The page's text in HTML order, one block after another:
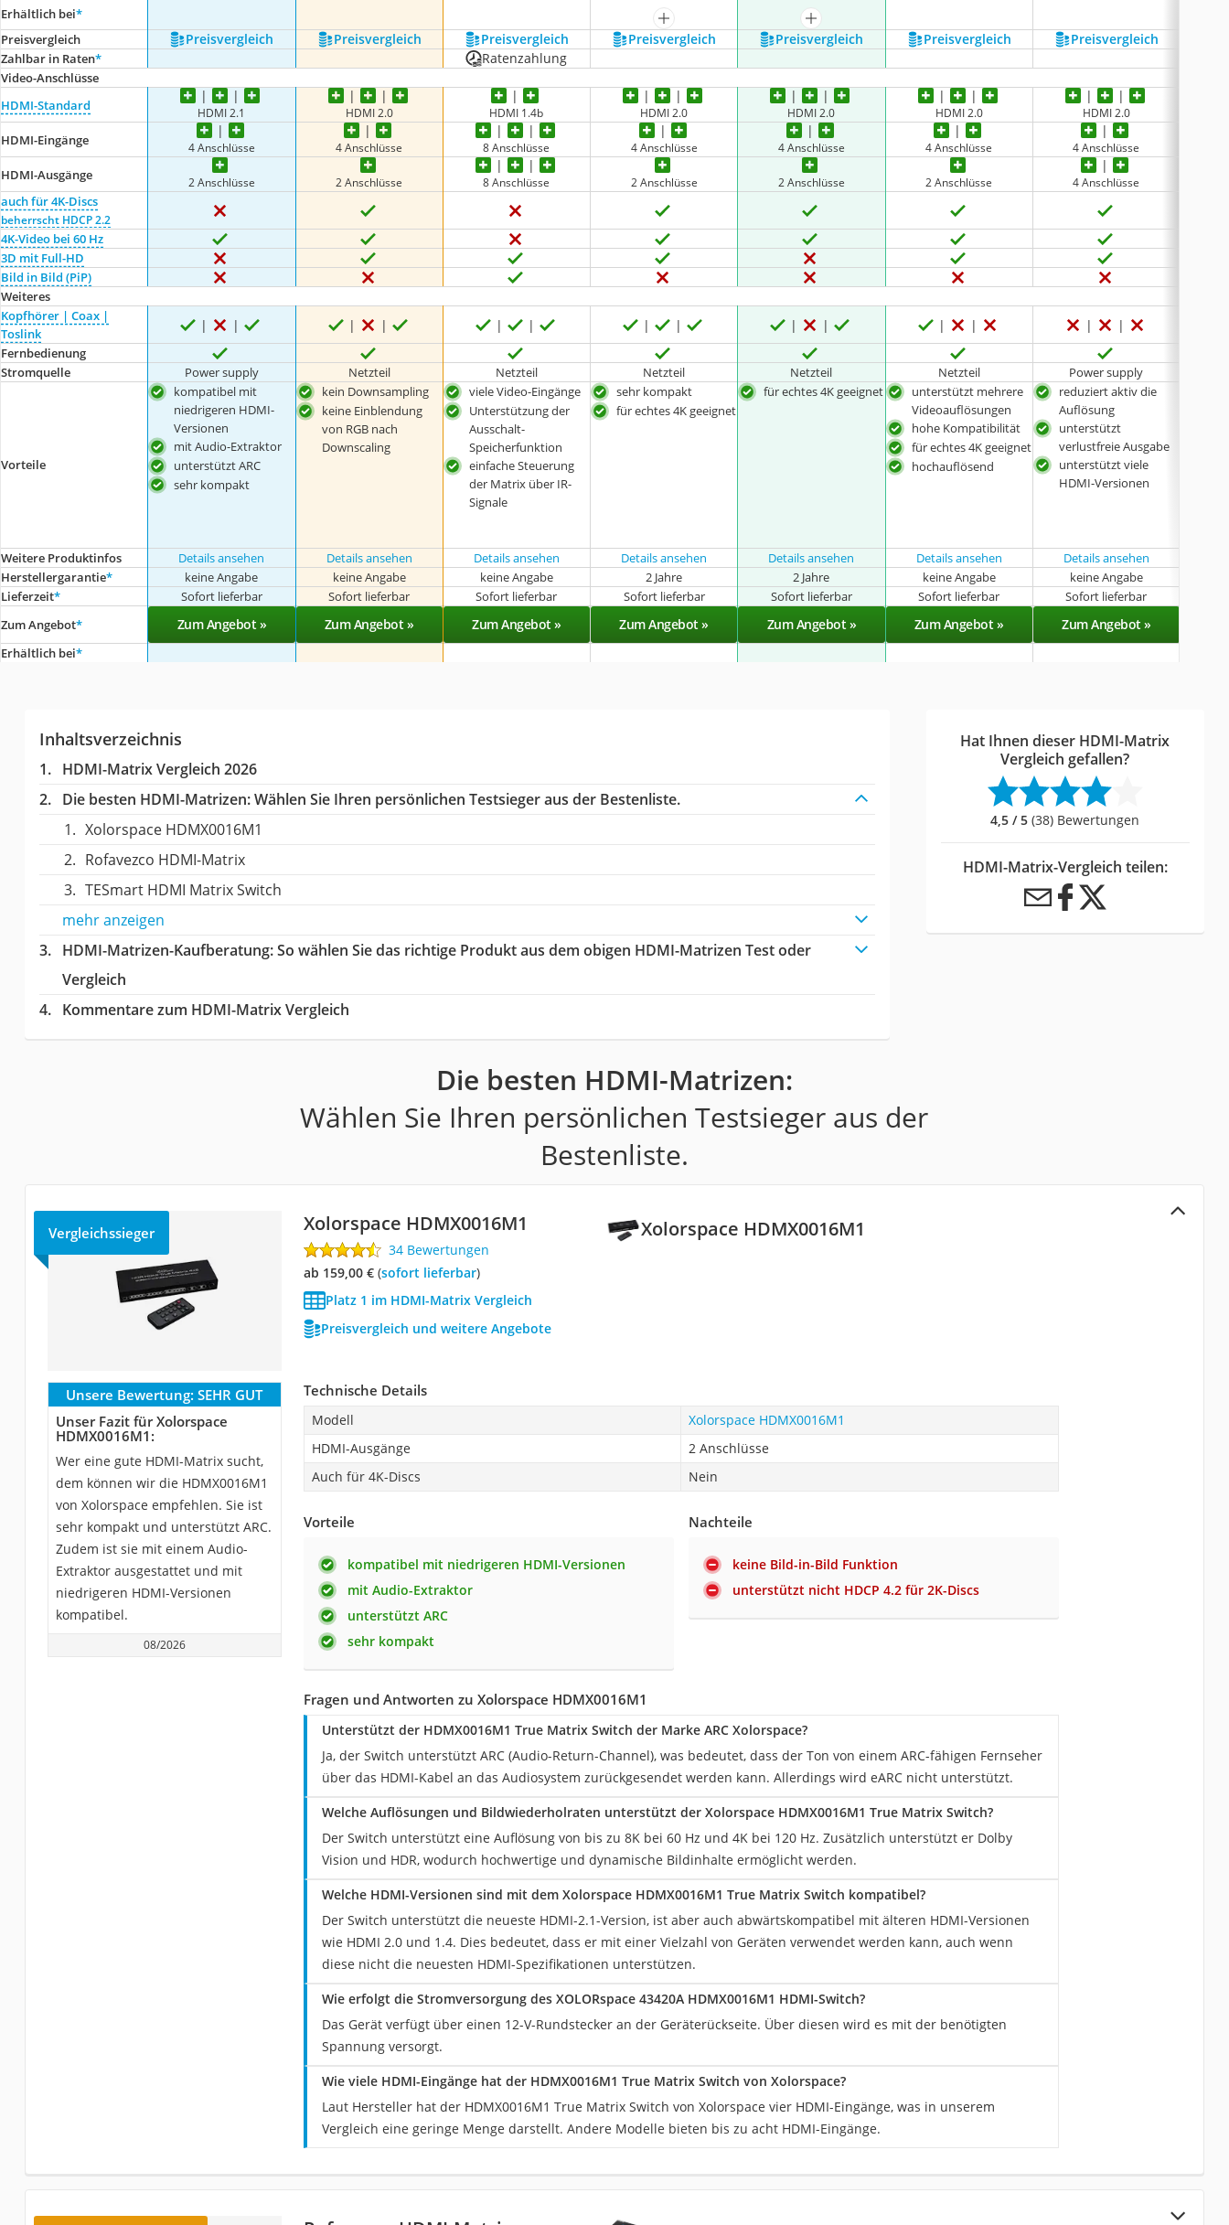
Erhältlich bei*
mehr anzeigen
mehr anzeigen
Preis­vergleich
Preis­vergleich Preis­vergleich Preis­vergleich Preis­vergleich Preis­vergleich Preis­vergleich Preis­vergleich
Zahlbar in Raten* Ratenzahlung
Video-Anschlüsse
HDMI-Standard
HDMI 2.1 HDMI 2.0 HDMI 1.4b HDMI 2.0 HDMI 2.0 HDMI 2.0 HDMI 2.0
HDMI-Eingänge 4 Anschlüsse 4 Anschlüsse 8 Anschlüsse 4 Anschlüsse 4 Anschlüsse 4 Anschlüsse 4 Anschlüsse
HDMI-Ausgänge 2 Anschlüsse 2 Anschlüsse 8 Anschlüsse 2 Anschlüsse 2 Anschlüsse 2 Anschlüsse 4 Anschlüsse
auch für 4K-Discs
beherrscht HDCP 2.2
4K-Video bei 60 Hz
3D mit Full-HD
Bild in Bild (PiP)
Weiteres
Kopfhörer | Coax |
Toslink
Fernbedienung
Stromquelle
Power supply Netzteil Netzteil Netzteil Netzteil Netzteil Power supply
Vorteile
kompatibel mit
niedrigeren HDMI-
Versionen
mit Audio-Extraktor
unterstützt ARC
sehr kompakt
kein Downsampling
keine Einblendung
von RGB nach
Downscaling
viele Video-Eingänge
Unterstützung der
Ausschalt-
Speicherfunktion
einfache Steuerung
der Matrix über IR-
Signale
sehr kompakt
für echtes 4K geeignet
für echtes 4K geeignet
unterstützt mehrere
Videoauflösungen
hohe Kompatibilität
für echtes 4K geeignet
hochauflösend
reduziert aktiv die
Auflösung
unterstützt
verlustfreie Ausgabe
unterstützt viele
HDMI-Versionen
Weitere Produktinfos
Details ansehen Details ansehen Details ansehen Details ansehen Details ansehen Details ansehen Details ansehen
Herstellergarantie* keine Angabe keine Angabe keine Angabe 2 Jahre 2 Jahre keine Angabe
keine Angabe
Lieferzeit* Sofort lieferbar Sofort lieferbar Sofort lieferbar Sofort lieferbar Sofort lieferbar Sofort lieferbar Sofort lieferbar
Zum Angebot* Zum Angebot » Zum Angebot » Zum Angebot » Zum Angebot » Zum Angebot » Zum Angebot » Zum Angebot »
Erhältlich bei*
Inhaltsverzeichnis
HDMI-Matrix Vergleich 2026
Die besten HDMI-Matrizen:Wählen Sie Ihren persönlichen Testsieger aus der Bestenliste.
Xolorspace HDMX0016M1
Rofavezco HDMI-Matrix
TESmart HDMI Matrix Switch
mehr anzeigen
HDMI-Matrizen-Kaufberatung: So wählen Sie das richtige Produkt aus dem obigen HDMI-Matrizen Test oder
Vergleich
Kommentare zum HDMI-Matrix Vergleich
Hat Ihnen dieser HDMI-Matrix
Vergleich gefallen?
4,5 / 5 (38) Bewertungen
HDMI-Matrix-Vergleich teilen:
Die besten HDMI-Matrizen:
Wählen Sie Ihren persönlichen Testsieger aus der
Bestenliste.
Xolorspace HDMX0016M1
Vergleichssieger Xolorspace HDMX0016M1
34 Bewertungen
ab 159,00 €( Sofort lieferbar)
Platz 1 im HDMI-Matrix Vergleich
Preisvergleich und weitere Angebote
Unsere Bewertung: SEHR GUT
Unser Fazit für Xolorspace
HDMX0016M1:
Wer eine gute HDMI-Matrix sucht,
dem können wir die HDMX0016M1
von Xolorspace empfehlen. Sie ist
sehr kompakt und unterstützt ARC.
Zudem ist sie mit einem Audio-
Extraktor ausgestattet und mit
niedrigeren HDMI-Versionen
kompatibel.
08/2026
Technische Details
Modell
Xolorspace HDMX0016M1
HDMI-Ausgänge
2 Anschlüsse
Auch für 4K-Discs
Nein
Vorteile
kompatibel mit niedrigeren HDMI-Versionen
mit Audio-Extraktor
unterstützt ARC
sehr kompakt
Nachteile
keine Bild-in-Bild Funktion
unterstützt nicht HDCP 4.2 für 2K-Discs
Fragen und Antworten zu Xolorspace HDMX0016M1
Unterstützt der HDMX0016M1 True Matrix Switch der Marke ARC Xolorspace?
Ja, der Switch unterstützt ARC (Audio-Return-Channel), was bedeutet, dass der Ton von einem ARC-fähigen Fernseher
über das HDMI-Kabel an das Audiosystem zurückgesendet werden kann. Allerdings wird eARC nicht unterstützt.
Welche Auflösungen und Bildwiederholraten unterstützt der Xolorspace HDMX0016M1 True Matrix Switch?
Der Switch unterstützt eine Auflösung von bis zu 8K bei 60 Hz und 4K bei 120 Hz. Zusätzlich unterstützt er Dolby
Vision und HDR, wodurch hochwertige und dynamische Bildinhalte ermöglicht werden.
Welche HDMI-Versionen sind mit dem Xolorspace HDMX0016M1 True Matrix Switch kompatibel?
Der Switch unterstützt die neueste HDMI-2.1-Version, ist aber auch abwärtskompatibel mit älteren HDMI-Versionen
wie HDMI 2.0 und 1.4. Dies bedeutet, dass er mit einer Vielzahl von Geräten verwendet werden kann, auch wenn
diese nicht die neuesten HDMI-Spezifikationen unterstützen.
Wie erfolgt die Stromversorgung des XOLORspace 43420A HDMX0016M1 HDMI-Switch?
Das Gerät verfügt über einen 12-V-Rundstecker an der Geräterückseite. Über diesen wird es mit der benötigten
Spannung versorgt.
Wie viele HDMI-Eingänge hat der HDMX0016M1 True Matrix Switch von Xolorspace?
Laut Hersteller hat der HDMX0016M1 True Matrix Switch von Xolorspace vier HDMI-Eingänge, was in unserem
Vergleich eine geringe Menge darstellt. Andere Modelle bieten bis zu acht HDMI-Eingänge.